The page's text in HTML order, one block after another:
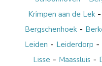
Krimpen aan de Lek
Bergschenhoek -
Leiden - Leiderdorp -
Lisse - Maassluis -